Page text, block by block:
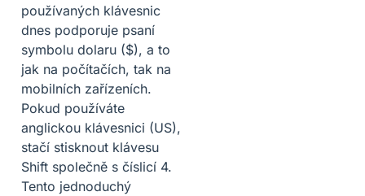
používaných klávesnic
dnes podporuje psaní
symbolu dolaru ($), a to
jak na počítačích, tak na
mobilních zařízeních.
Pokud používáte
anglickou klávesnici (US),
stačí stisknout klávesu
Shift společně s číslicí 4.
Tento jednoduchý